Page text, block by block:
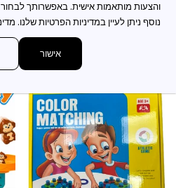
also like
נוסף ניתן לעיין במדיניות הפרטיות שלנו.
אישור